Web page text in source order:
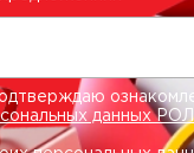
данных